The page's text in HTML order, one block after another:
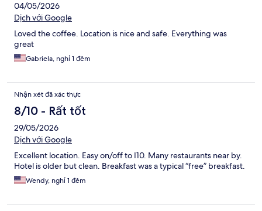
04/05/2026
Dịch với Google
Loved the coffee. Location is nice and safe. Everything was
great
Gabriela, nghỉ 1 đêm
Nhận xét đã xác thực
8/10 - Rất tốt
29/05/2026
Dịch với Google
Excellent location. Easy on/off to I10. Many restaurants near by.
Hotel is older but clean. Breakfast was a typical “free” breakfast.
Wendy, nghỉ 1 đêm